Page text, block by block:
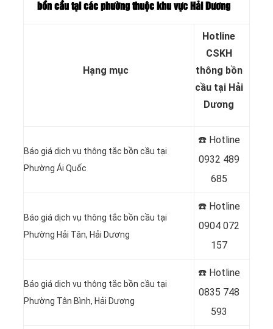
bồn cầu tại các phường thuộc khu vực Hải Dương
Hạng mục
Hotline
CSKH
thông bồn
cầu tại Hải
Dương
Báo giá dịch vụ thông tắc bồn cầu tại
Phường Ái Quốc
☎️ Hotline
0932 489
685
Báo giá dịch vụ thông tắc bồn cầu tại
Phường Hải Tân, Hải Dương
☎️ Hotline
0904 072
157
Báo giá dịch vụ thông tắc bồn cầu tại
Phường Tân Bình, Hải Dương
☎️ Hotline
0835 748
593